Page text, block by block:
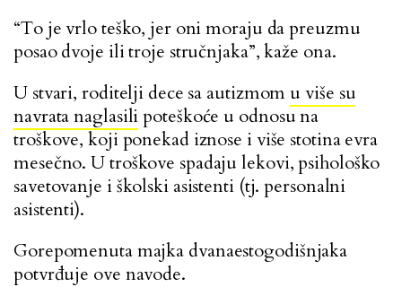
“To je vrlo teško, jer oni moraju da preuzmu
posao dvoje ili troje stručnjaka”, kaže ona.
U stvari, roditelji dece sa autizmom u više su
navrata naglasilipoteškoće u odnosu na
troškove, koji ponekad iznose i više stotina evra
mesečno. U troškove spadaju lekovi, psihološko
savetovanje i školski asistenti (tj. personalni
asistenti).
Gorepomenuta majka dvanaestogodišnjaka
potvrđuje ove navode.